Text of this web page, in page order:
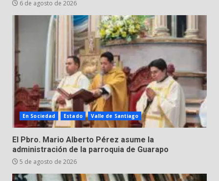
3 de agosto de 2026
6
Hombre pierde la vida en
tabiquera
31 de julio de 2026
7
Emboscada a policías en Yuriria
31 de julio de 2026
6 de agosto de 2026
En Sociedad Estado Valle de Santiago
El Pbro. Mario Alberto Pérez asume la
administración de la parroquia de Guarapo
5 de agosto de 2026